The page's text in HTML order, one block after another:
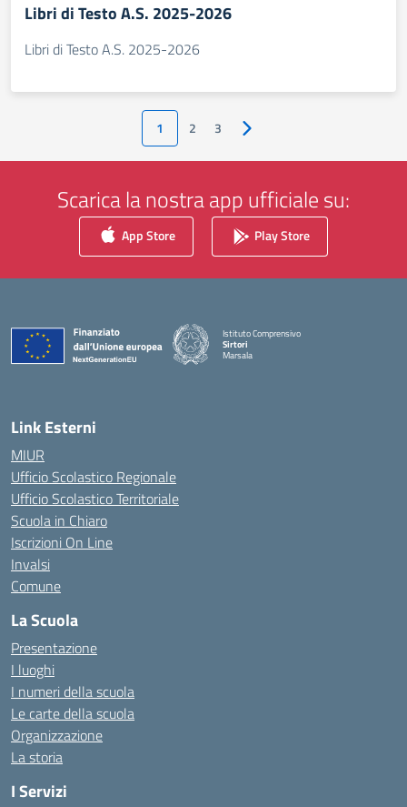
Libri di Testo A.S. 2025-2026
Libri di Testo A.S. 2025-2026
1 2 3 Pagina successiva
Scarica la nostra app ufficiale su:
App Store Play Store
Istituto Comprensivo
Sirtori
Marsala
Link Esterni
MIUR
Ufficio Scolastico Regionale
Ufficio Scolastico Territoriale
Scuola in Chiaro
Iscrizioni On Line
Invalsi
Comune
La Scuola
Presentazione
I luoghi
I numeri della scuola
Le carte della scuola
Organizzazione
La storia
I Servizi